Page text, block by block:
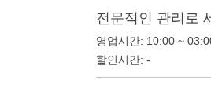
전문적인 관리로
영업시간: 10:00 ~
할인시간: -